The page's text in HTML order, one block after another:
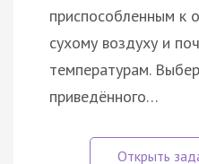
приспособленным к
сухому воздуху и
температурам.
приведённого…